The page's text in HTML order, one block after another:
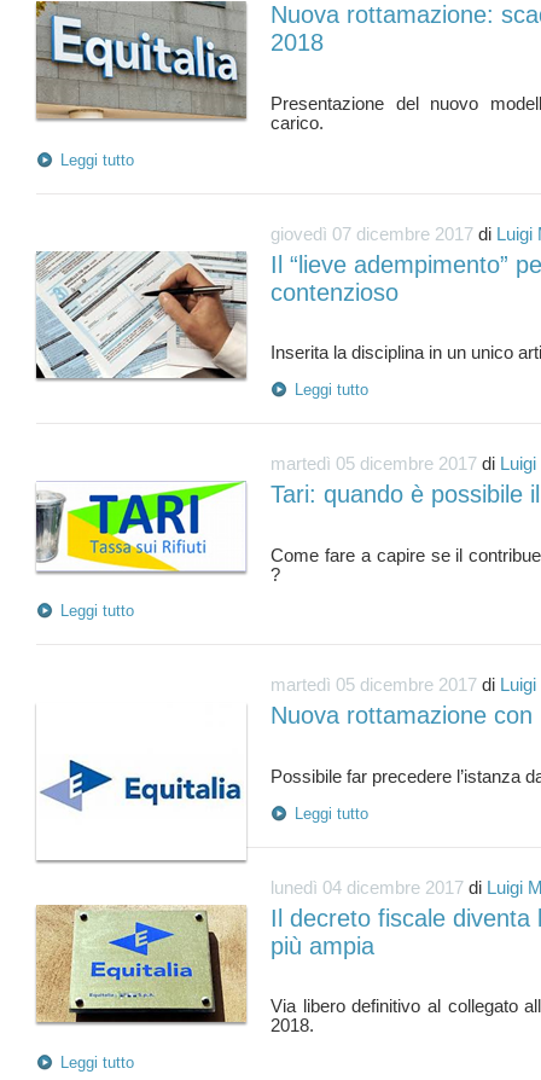
Nuova rottamazione:
2018
Presentazione del nuovo
Leggi tutto
giovedì 07 dicembre 2017 di Luigi
Il “lieve adempimento”
contenzioso
Leggi tutto
martedì 05 dicembre 2017 di
Tari: quando è possibile
Come fare a capire se il
Leggi tutto
martedì 05 dicembre 2017 di
Nuova rottamazione con
Leggi tutto
lunedì 04 dicembre 2017 di Luigi
Il decreto fiscale diventa
più ampia
Via libero definitivo al collegato
Leggi tutto